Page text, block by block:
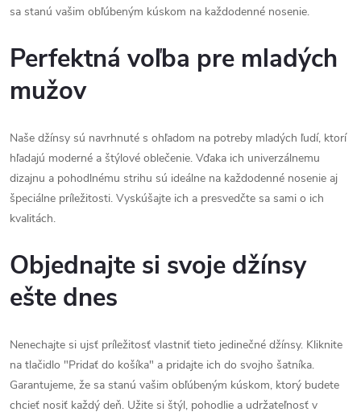
sa stanú vašim obľúbeným kúskom na každodenné nosenie.
Perfektná voľba pre mladých
mužov
Naše džínsy sú navrhnuté s ohľadom na potreby mladých ľudí, ktorí
hľadajú moderné a štýlové oblečenie. Vďaka ich univerzálnemu
dizajnu a pohodlnému strihu sú ideálne na každodenné nosenie aj
špeciálne príležitosti. Vyskúšajte ich a presvedčte sa sami o ich
kvalitách.
Objednajte si svoje džínsy
ešte dnes
Nenechajte si ujsť príležitosť vlastniť tieto jedinečné džínsy. Kliknite
na tlačidlo "Pridať do košíka" a pridajte ich do svojho šatníka.
Garantujeme, že sa stanú vašim obľúbeným kúskom, ktorý budete
chcieť nosiť každý deň. Užite si štýl, pohodlie a udržateľnosť v